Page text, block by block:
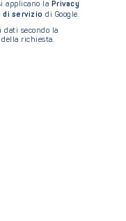
applicano la Privacy
di servizio di Google.
dati secondo la
della richiesta.